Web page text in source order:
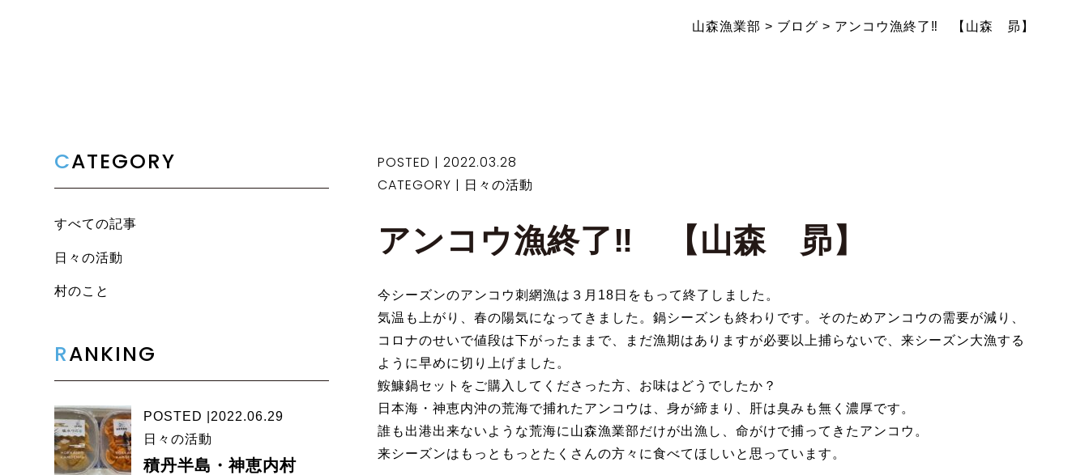
山森漁業部 > ブログ > アンコウ漁終了‼ 【山森 昴】
POSTED | 2022.03.28
CATEGORY |
日々の活動
アンコウ漁終了‼ 【山森 昴】
今シーズンのアンコウ刺網漁は３月18日をもって終了しました。
気温も上がり、春の陽気になってきました。鍋シーズンも終わりです。そのためアンコウの需要が減り、
コロナのせいで値段は下がったままで、まだ漁期はありますが必要以上捕らないで、来シーズン大漁する
ように早めに切り上げました。
鮟鱇鍋セットをご購入してくださった方、お味はどうでしたか？
日本海・神恵内沖の荒海で捕れたアンコウは、身が締まり、肝は臭みも無く濃厚です。
誰も出港出来ないような荒海に山森漁業部だけが出漁し、命がけで捕ってきたアンコウ。
来シーズンはもっともっとたくさんの方々に食べてほしいと思っています。
CATEGORY
すべての記事
日々の活動
村のこと
RANKING
POSTED |2022.06.29
日々の活動
積丹半島・神恵内村